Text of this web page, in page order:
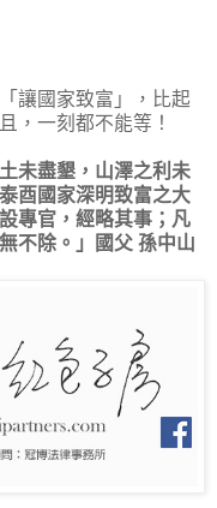
讓國家致富」，比起
，一刻都不能等！
未盡墾，山澤之利未
酉國家深明致富之大
專官，經略其事；凡
不除。」國父 孫中山